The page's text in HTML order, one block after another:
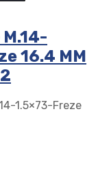
M.14-
16.4 MM
1.5×73-Freze